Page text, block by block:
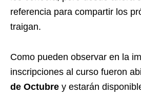
referencia para compartir los
traigan.
Como pueden observar en la
inscripciones al curso fueron
de Octubre y estarán